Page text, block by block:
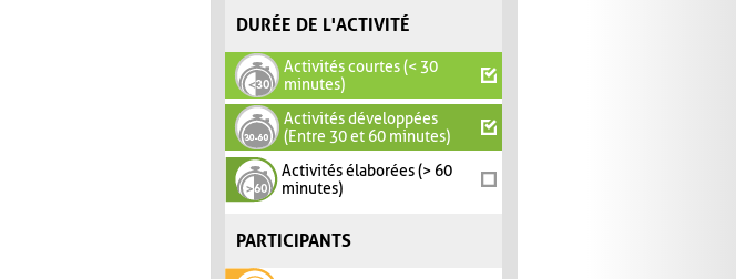
DURÉE DE L'ACTIVITÉ
Activités courtes (< 30
minutes)
Activités développées
(Entre 30 et 60 minutes)
Activités élaborées (> 60
minutes)
PARTICIPANTS